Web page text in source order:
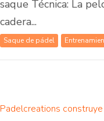
saque Técnica: La
cadera...
Saque de pádel